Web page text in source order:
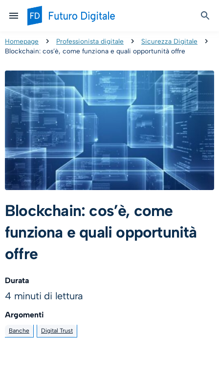
Homepage Professionista digitale
Sicurezza Digitale
Blockchain: cos’è, come funziona e quali opportunità offre
Blockchain: cos’è, come
funziona e quali opportunità
offre
Durata
4 minuti di lettura
Argomenti
Banche Digital Trust